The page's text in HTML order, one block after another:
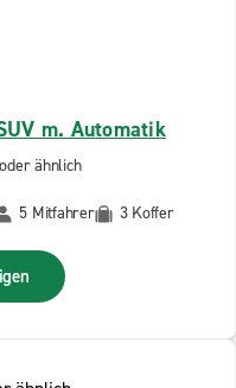
m. Automatik
ähnlich
5 Mitfahrer 3 Koffer